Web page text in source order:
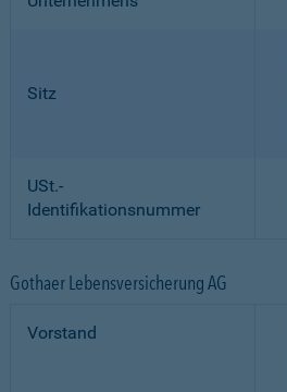
Sitz
USt.-
Identifikationsnummer
Gothaer Lebensversicherung AG
Vorstand